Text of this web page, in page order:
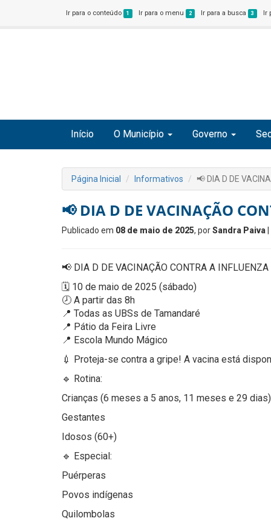
Ir para o conteúdo 1 Ir para o menu 2 Ir para a busca 3 Ir
Início O Município Governo
Página Inicial Informativos 📢 DIA D DE
📢 DIA D DE VACINAÇÃO
Publicado em 08 de maio de 2025, porSandra Paiva
📢 DIA D DE VACINAÇÃO CONTRA A INFLUENZA
🗓 10 de maio de 2025 (sábado)
🕗 A partir das 8h
📍 Todas as UBSs de Tamandaré
📍 Pátio da Feira Livre
📍 Escola Mundo Mágico
💉 Proteja-se contra a gripe! A vacina está
🔹 Rotina:
Crianças (6 meses a 5 anos, 11 meses e 29 dias)
Gestantes
Idosos (60+)
🔹 Especial:
Puérperas
Povos indígenas
Quilombolas